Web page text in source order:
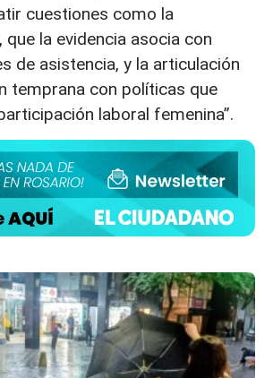
cuestiones como la
la evidencia asocia con
de asistencia, y la articulación
temprana con políticas que
laboral femenina”.